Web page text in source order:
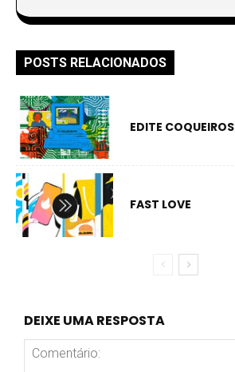
POSTS RELACIONADOS
EDITE COQUEIROS
FAST LOVE
DEIXE UMA RESPOSTA